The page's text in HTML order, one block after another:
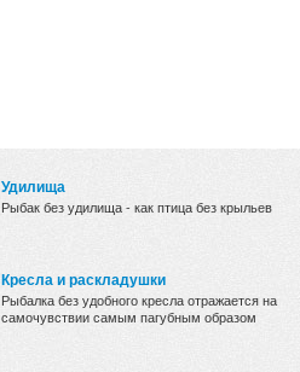
Удилища
Рыбак без удилища - как птица без крыльев
Кресла и раскладушки
Рыбалка без удобного кресла отражается на
самочувствии самым пагубным образом